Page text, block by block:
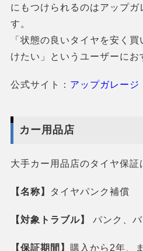
にもつけられるのはアップ
す。
「状態の良いタイヤを安く
けたい」というユーザーにお
公式サイト： アップガレージ
カー用品店
大手カー用品店のタイヤ保証
【名称】 タイヤパンク補償
【対象トラブル】 パンク、バ
【保証期間】 購入から2年、